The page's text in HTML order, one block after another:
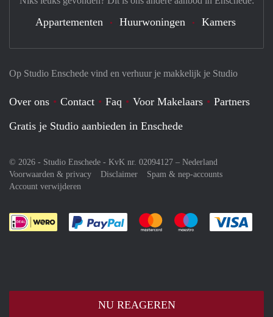
NU REAGEREN
Op Studio Enschede vind en verhuur je makkelijk je Studio
Over ons Contact Faq Voor Makelaars
Partners
Gratis je Studio aanbieden in Enschede
© 2026 - Studio Enschede - KvK nr. 02094127 – Nederland
Voorwaarden & privacy
Disclaimer
Spam & nep-accounts
Account verwijderen
Je rekent gemakkelijk af met Paypal
Je rekent gemakkelijk af met
Je rekent
Appartementen Huurwoningen Kamers